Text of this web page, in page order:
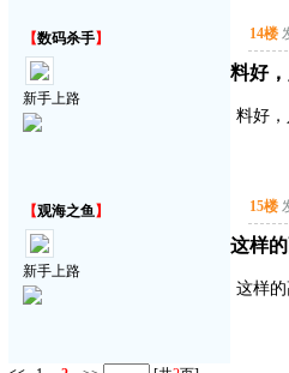
【数码杀手】
新手上路
14楼
料好
料好
【观海之鱼】
新手上路
15楼
这样
这样